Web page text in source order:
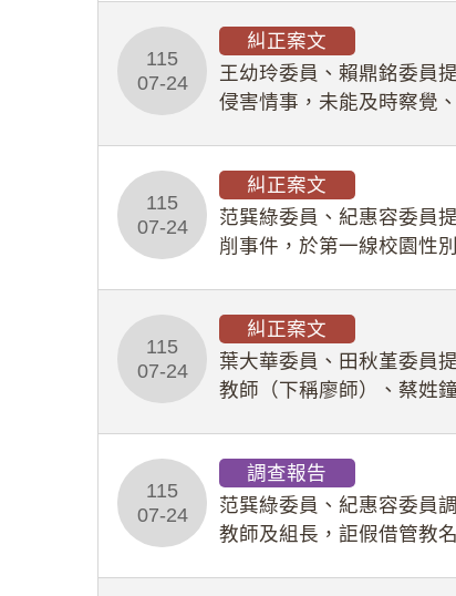
115
07-24
糾正案文
王幼玲委員、賴鼎銘委員
侵害情事，未能及時察覺
115
07-24
糾正案文
范巽綠委員、紀惠容委員
削事件，於第一線校園性
115
07-24
糾正案文
葉大華委員、田秋堇委員
教師（下稱廖師）、蔡姓
115
07-24
調查報告
范巽綠委員、紀惠容委員
教師及組長，詎假借管教